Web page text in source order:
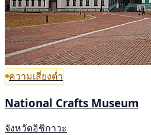
ความเสี่ยงต่ำ
National Crafts Museum
จังหวัดอิชิกาวะ